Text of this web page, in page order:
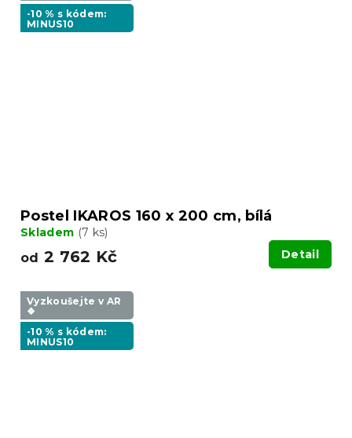
-10 % s kódem:
MINUS10
Postel IKAROS 160 x 200 cm, bílá
Skladem (7 ks)
od 2 762 Kč Detail
Vyzkoušejte v AR
❖
-10 % s kódem:
MINUS10